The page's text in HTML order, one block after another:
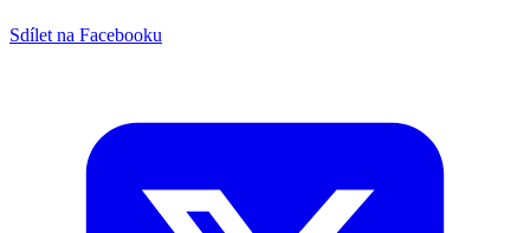
Sdílet na Facebooku